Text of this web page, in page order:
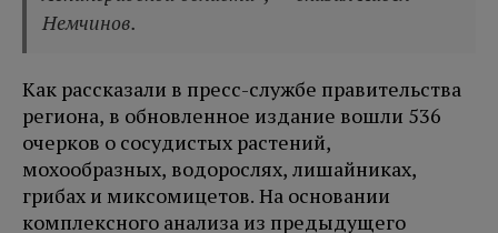
Немчинов.
Как рассказали в пресс-службе правительства
региона, в обновленное издание вошли 536
очерков о сосудистых растений,
мохообразных, водорослях, лишайниках,
грибах и миксомицетов. На основании
комплексного анализа из предыдущего